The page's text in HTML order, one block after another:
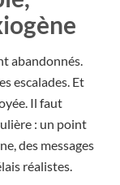
abandonnés.
escalades. Et
Il faut
: un point
des messages
réalistes.